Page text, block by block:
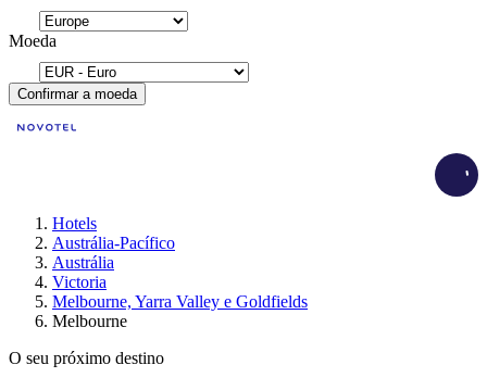
Moeda
Confirmar a moeda
Hotels
Austrália-Pacífico
Austrália
Victoria
Melbourne, Yarra Valley e Goldfields
Melbourne
O seu próximo destino